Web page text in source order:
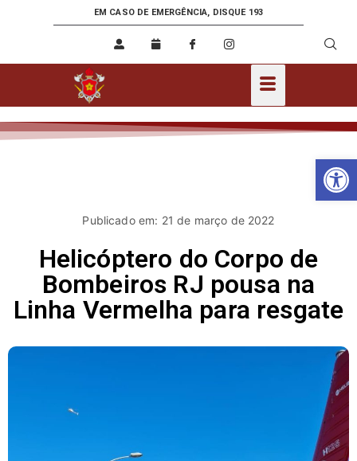
EM CASO DE EMERGÊNCIA, DISQUE 193
Publicado em: 21 de março de 2022
Helicóptero do Corpo de
Bombeiros RJ pousa na
Linha Vermelha para resgate